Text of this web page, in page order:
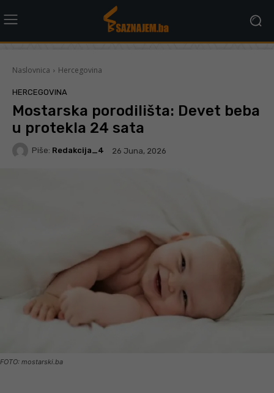
Naslovnica Hercegovina
HERCEGOVINA
Mostarska porodilišta: Devet beba
u protekla 24 sata
Piše: Redakcija_4 26 Juna, 2026
FOTO: mostarski.ba